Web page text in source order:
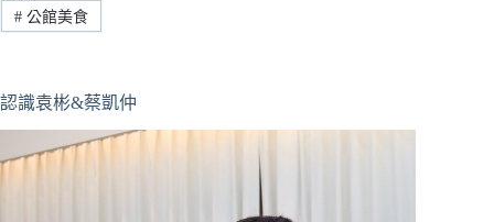
#公館美食
認識袁彬&蔡凱仲